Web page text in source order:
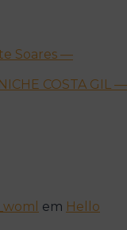
Soares —
COSTA GIL —
em Hello